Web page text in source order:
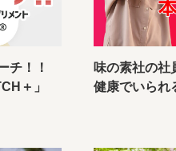
チ！！
＋」
味の素社の社
健康でいられ